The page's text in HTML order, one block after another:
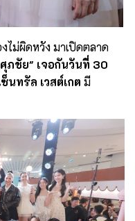
ไม่ผิดหวัง มาเปิดตลาด
ภชัย" เจอกันวันที่ 30
นทรัล เวสต์เกต มี